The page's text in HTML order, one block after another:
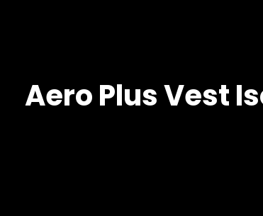
Aero Plus Vest